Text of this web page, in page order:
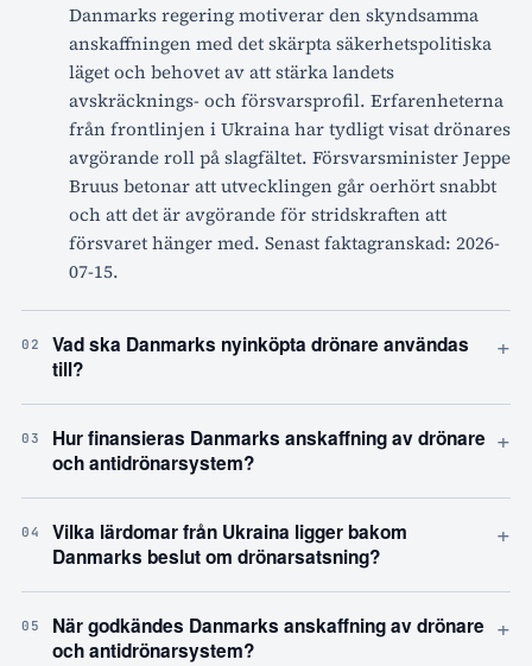
Danmarks regering motiverar den skyndsamma
anskaffningen med det skärpta säkerhetspolitiska
läget och behovet av att stärka landets
avskräcknings- och försvarsprofil. Erfarenheterna
från frontlinjen i Ukraina har tydligt visat drönares
avgörande roll på slagfältet. Försvarsminister Jeppe
Bruus betonar att utvecklingen går oerhört snabbt
och att det är avgörande för stridskraften att
försvaret hänger med. Senast faktagranskad: 2026-
07-15.
02
Vad ska Danmarks nyinköpta drönare användas
till?
+
03
Hur finansieras Danmarks anskaffning av drönare
och antidrönarsystem?
+
04
Vilka lärdomar från Ukraina ligger bakom
Danmarks beslut om drönarsatsning?
+
05
När godkändes Danmarks anskaffning av drönare
och antidrönarsystem?
+